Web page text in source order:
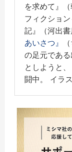
を求めて』
フィクショ
記』（河出
あいさつ』
の足元であ
としようと、
闘中。